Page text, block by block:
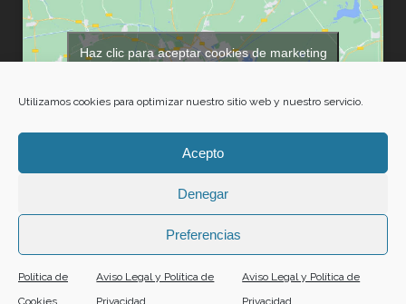
Utilizamos cookies para optimizar nuestro sitio web y nuestro servicio.
Acepto
Denegar
Preferencias
Política de
Cookies
Aviso Legal y Política de
Privacidad
Aviso Legal y Política de
Privacidad
Haz clic para aceptar cookies de marketing
Copyright © 2024 PULIDOS BRAULIO |Aviso Legal y Política de Privacidad